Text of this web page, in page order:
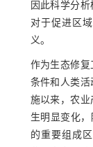
因此科学分
对于促进区
义。
作为生态修
条件和人类
施以来，农
生明显变化，
的重要组成